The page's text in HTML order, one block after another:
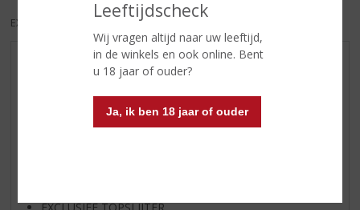
Leeftijdscheck
Wij vragen altijd naar uw leeftijd,
in de winkels en ook online. Bent
u 18 jaar of ouder?
Ja, ik ben 18 jaar of ouder
EXCL. BTW INCL. BTW
AANBIEDINGEN
WHISKY VAN DE MAAND